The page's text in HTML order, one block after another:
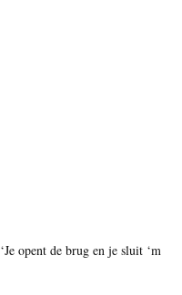
opent de brug en je sluit ‘m